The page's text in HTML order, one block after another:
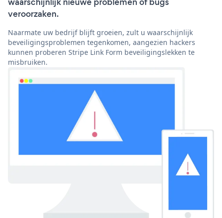
veroorzaken.
Naarmate uw bedrijf blijft groeien, zult u waarschijnlijk
beveiligingsproblemen tegenkomen, aangezien hackers
kunnen proberen Stripe Link Form beveiligingslekken te
misbruiken.